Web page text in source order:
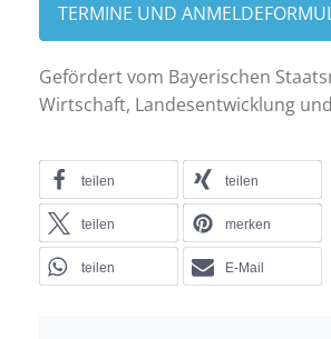
TERMINE UND
Gefördert vom Bayerischen
Wirtschaft, Landesentwicklung
teilen teilen
teilen merken
teilen E-Mail